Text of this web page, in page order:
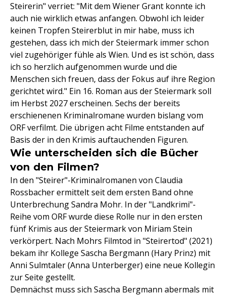
Steirerin" verriet: "Mit dem Wiener Grant konnte ich
auch nie wirklich etwas anfangen. Obwohl ich leider
keinen Tropfen Steirerblut in mir habe, muss ich
gestehen, dass ich mich der Steiermark immer schon
viel zugehöriger fühle als Wien. Und es ist schön, dass
ich so herzlich aufgenommen wurde und die
Menschen sich freuen, dass der Fokus auf ihre Region
gerichtet wird." Ein 16. Roman aus der Steiermark soll
im Herbst 2027 erscheinen. Sechs der bereits
erschienenen Kriminalromane wurden bislang vom
ORF verfilmt. Die übrigen acht Filme entstanden auf
Basis der in den Krimis auftauchenden Figuren.
Wie unterscheiden sich die Bücher
von den Filmen?
In den "Steirer"-Kriminalromanen von Claudia
Rossbacher ermittelt seit dem ersten Band ohne
Unterbrechung Sandra Mohr. In der "Landkrimi"-
Reihe vom ORF wurde diese Rolle nur in den ersten
fünf Krimis aus der Steiermark von Miriam Stein
verkörpert. Nach Mohrs Filmtod in "Steirertod" (2021)
bekam ihr Kollege Sascha Bergmann (Hary Prinz) mit
Anni Sulmtaler (Anna Unterberger) eine neue Kollegin
zur Seite gestellt.
Demnächst muss sich Sascha Bergmann abermals mit